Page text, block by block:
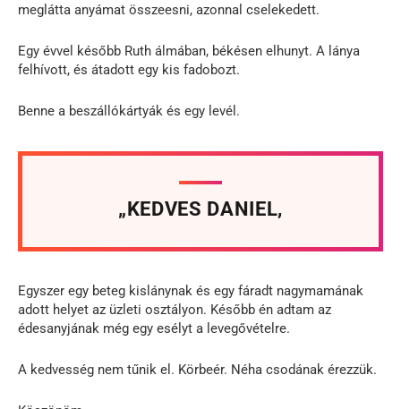
meglátta anyámat összeesni, azonnal cselekedett.
Egy évvel később Ruth álmában, békésen elhunyt. A lánya
felhívott, és átadott egy kis fadobozt.
Benne a beszállókártyák és egy levél.
„KEDVES DANIEL,
Egyszer egy beteg kislánynak és egy fáradt nagymamának
adott helyet az üzleti osztályon. Később én adtam az
édesanyjának még egy esélyt a levegővételre.
A kedvesség nem tűnik el. Körbeér. Néha csodának érezzük.